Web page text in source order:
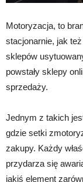
Motoryzacja, to
stacjonarnie, jak
sklepów
powstały sklepy
sprzedaży.
Jednym z takich
gdzie setki
zakupy. Każdy
przydarza się
jakiś element